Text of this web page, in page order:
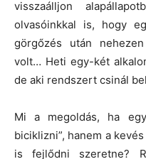
visszaálljon
olvasóinkkal is, hogy
görgőzés után
volt… Heti egy-két
de aki rendszert csinál
Mi a megoldás, ha
biciklizni”, hanem a
is fejlődni szeretne?